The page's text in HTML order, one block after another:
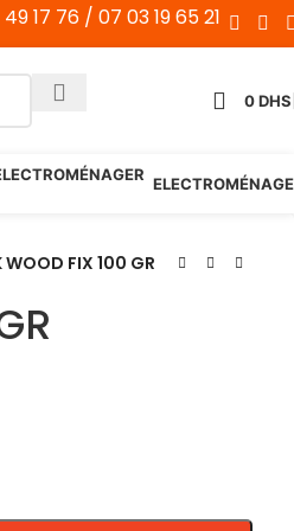
17 76 / 07 03 19 65 21
0DHS
WOOD FIX 100 GR